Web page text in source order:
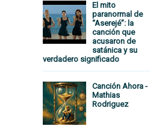
El mito
paranormal de
“Aserejé”: la
canción que
acusaron de
satánica y su
verdadero significado
Canción Ahora -
Mathias
Rodriguez